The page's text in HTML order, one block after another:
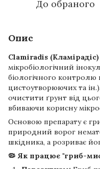
До обраного
Опис
Clamiradis (Кламірадіс)
мікробіологічний
біологічного контролю
цистоутворюючих та
очистити ґрунт від
вбиваючи корисну
Основою препарату є
природний ворог
шкідника, а розриває
🦠 Як працює "гриб-